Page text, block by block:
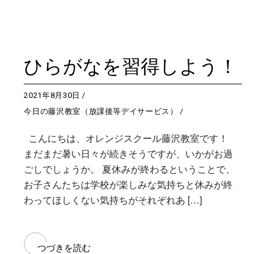
ひらがなを習得しよう！
2021年8月30日
今日の藤沢教室（放課後等デイサービス）
こんにちは、オレンジスクール藤沢教室です！
まだまだ暑い日々が続きそうですが、いかがお過
ごしでしょうか。 夏休みが終わるということで、
お子さんたちは学校が楽しみな気持ちと休みが終
わってほしくない気持ちがそれぞれあ […]
つづきを読む